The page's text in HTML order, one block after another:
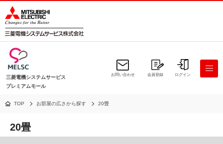
三菱電機システムサービス
プレミアムモール
お問い合わせ 会員登録 ログイン
TOP お部屋の広さから探す 20畳
20畳